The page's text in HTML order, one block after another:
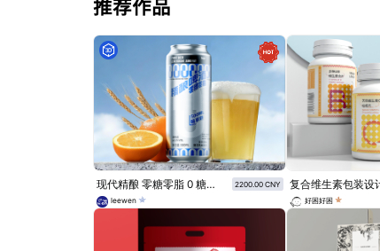
推荐作品
现代精酿 零糖零脂 0 糖无负担 纤体易拉罐啤酒包装设计
2200.00 CNY
leewen
复合维生素包装设
好困好困